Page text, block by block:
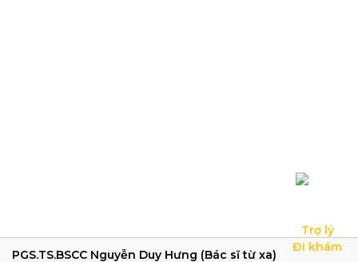
PGS.TS.BSCC Nguyễn Duy Hưng (Bác sĩ từ xa)
Trợ lý
Đi khám